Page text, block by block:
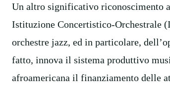
Un altro significativo riconoscimento
Istituzione Concertistico-Orchestrale
orchestre jazz, ed in particolare,
fatto, innova il sistema produttivo
afroamericana il finanziamento delle